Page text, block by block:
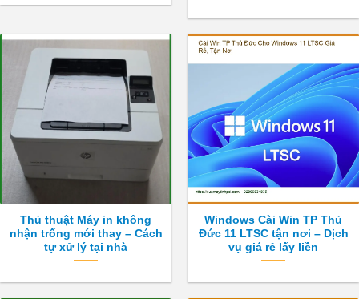
Thủ thuật Máy in không
nhận trống mới thay – Cách
tự xử lý tại nhà
Windows Cài Win TP Thủ
Đức 11 LTSC tận nơi – Dịch
vụ giá rẻ lấy liền